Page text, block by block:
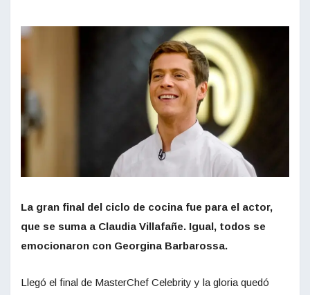
La gran final del ciclo de cocina fue para el actor,
que se suma a Claudia Villafañe. Igual, todos se
emocionaron con Georgina Barbarossa.
Llegó el final de MasterChef Celebrity y la gloria quedó